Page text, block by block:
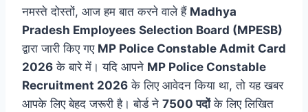
नमस्ते दोस्तों, आज हम बात करने वाले हैं Madhya
Pradesh Employees Selection Board (MPESB)
द्वारा जारी किए गए MP Police Constable Admit Card
2026 के बारे में। यदि आपने MP Police Constable
Recruitment 2026 के लिए आवेदन किया था, तो यह खबर
आपके लिए बेहद जरूरी है। बोर्ड ने 7500 पदोंके लिए लिखित